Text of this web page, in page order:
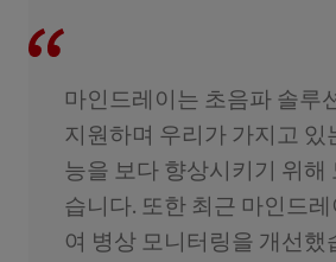
마인드레이는 초음파 솔루
지원하며 우리가 가지고 있
능을 보다 향상시키기 위해
습니다. 또한 최근 마인드
여 병상 모니터링을 개선했